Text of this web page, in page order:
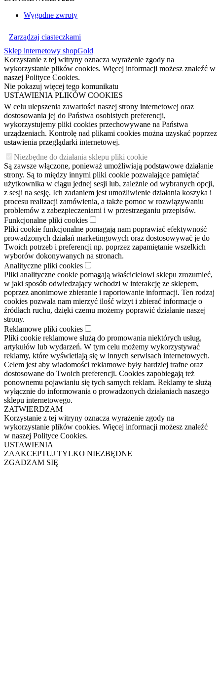
Wygodne zwroty
Zarządzaj ciasteczkami
Sklep internetowy shopGold
Korzystanie z tej witryny oznacza wyrażenie zgody na
wykorzystanie plików cookies. Więcej informacji możesz znaleźć w
naszej Polityce Cookies.
Nie pokazuj więcej tego komunikatu
USTAWIENIA PLIKÓW COOKIES
W celu ulepszenia zawartości naszej strony internetowej oraz
dostosowania jej do Państwa osobistych preferencji,
wykorzystujemy pliki cookies przechowywane na Państwa
urządzeniach. Kontrolę nad plikami cookies można uzyskać poprzez
ustawienia przeglądarki internetowej.
Niezbędne do działania sklepu pliki cookie
Są zawsze włączone, ponieważ umożliwiają podstawowe działanie
strony. Są to między innymi pliki cookie pozwalające pamiętać
użytkownika w ciągu jednej sesji lub, zależnie od wybranych opcji,
z sesji na sesję. Ich zadaniem jest umożliwienie działania koszyka i
procesu realizacji zamówienia, a także pomoc w rozwiązywaniu
problemów z zabezpieczeniami i w przestrzeganiu przepisów.
Funkcjonalne pliki cookies
Pliki cookie funkcjonalne pomagają nam poprawiać efektywność
prowadzonych działań marketingowych oraz dostosowywać je do
Twoich potrzeb i preferencji np. poprzez zapamiętanie wszelkich
wyborów dokonywanych na stronach.
Analityczne pliki cookies
Pliki analityczne cookie pomagają właścicielowi sklepu zrozumieć,
w jaki sposób odwiedzający wchodzi w interakcję ze sklepem,
poprzez anonimowe zbieranie i raportowanie informacji. Ten rodzaj
cookies pozwala nam mierzyć ilość wizyt i zbierać informacje o
źródłach ruchu, dzięki czemu możemy poprawić działanie naszej
strony.
Reklamowe pliki cookies
Pliki cookie reklamowe służą do promowania niektórych usług,
artykułów lub wydarzeń. W tym celu możemy wykorzystywać
reklamy, które wyświetlają się w innych serwisach internetowych.
Celem jest aby wiadomości reklamowe były bardziej trafne oraz
dostosowane do Twoich preferencji. Cookies zapobiegają też
ponownemu pojawianiu się tych samych reklam. Reklamy te służą
wyłącznie do informowania o prowadzonych działaniach naszego
sklepu internetowego.
ZATWIERDZAM
Korzystanie z tej witryny oznacza wyrażenie zgody na
wykorzystanie plików cookies. Więcej informacji możesz znaleźć
w naszej Polityce Cookies.
USTAWIENIA
ZAAKCEPTUJ TYLKO NIEZBĘDNE
ZGADZAM SIĘ